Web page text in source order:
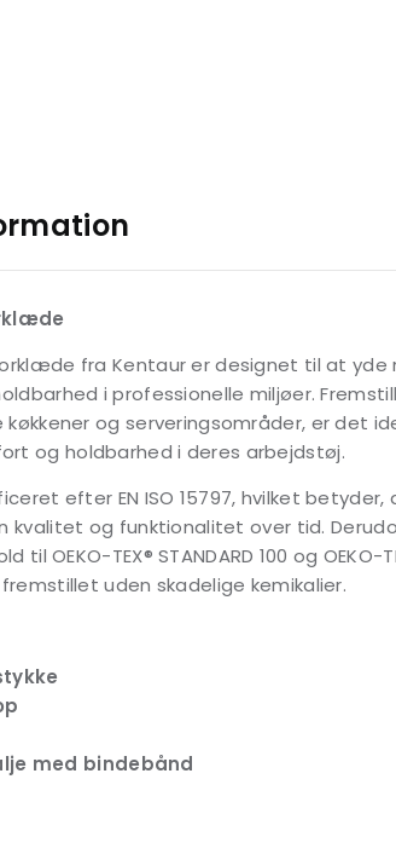
fra Kentaur er designet til at yde
i professionelle miljøer.
køkkener og serveringsområder, er det
og holdbarhed i deres arbejdstøj.
efter EN ISO 15797, hvilket
kvalitet og funktionalitet over tid.
OEKO-TEX® STANDARD 100 og OEKO-
uden skadelige kemikalier.
med bindebånd